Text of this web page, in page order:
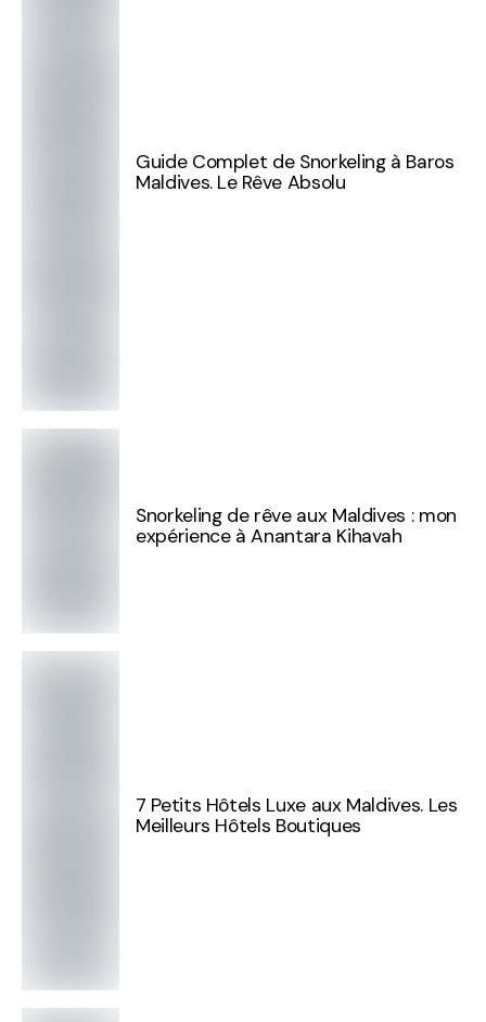
Guide Complet de Snorkeling à Baros
Maldives. Le Rêve Absolu
Snorkeling de rêve aux Maldives : mon
expérience à Anantara Kihavah
7 Petits Hôtels Luxe aux Maldives. Les
Meilleurs Hôtels Boutiques